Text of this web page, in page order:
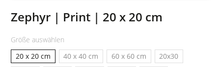
Zephyr | Print | 20 x 20 cm
Größe auswählen
20 x 20 cm
40 x 40 cm 60 x 60 cm
20x30